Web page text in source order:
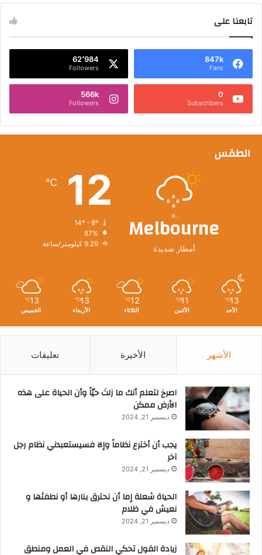
تابعنا على
847k
Fans
62٬984
Followers
0
Subscribers
566k
Followers
الطقس
Melbourne
أمطار شديدة
12
℃
87%
9.29 كيلومتر/ساعة
13
℃
الأحد
11
℃
الأثنين
12
℃
الثلاثاء
13
℃
الأربعاء
13
℃
الخميس
الأشهر الأخيرة تعليقات
‫اصرخ لتعلم أنك ما زلتَ حيّاً وأن الحياة على هذه
الأرض ممكن
ديسمبر 21, 2024
يجب أن أخترع نظاماً وإلا فسيستعبدني نظام رجل
آخر
ديسمبر 21, 2024
الحياة شعلة إما أن نحترق بنارها أو نطفئها و
نعيش في ظلام
ديسمبر 21, 2024
زيادة القول تحكي النقص في العمل ومنطق